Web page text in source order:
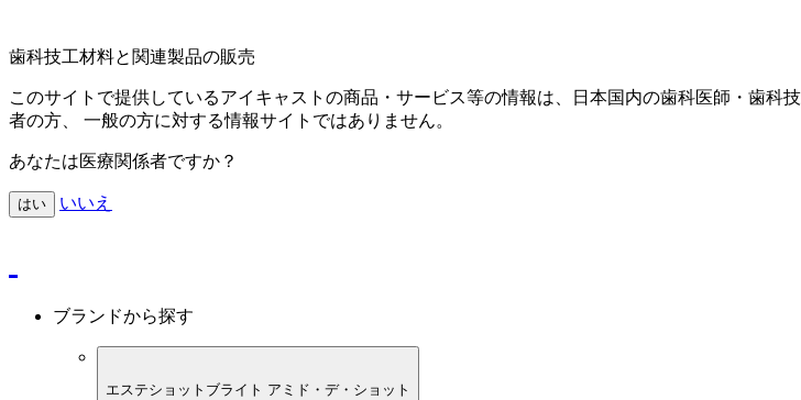
歯科技工材料と関連製品の販売
このサイトで提供しているアイキャストの商品・サービス等の情報は、日本国内の歯科医師・歯
者の方、 一般の方に対する情報サイトではありません。
あなたは医療関係者ですか？
はい いいえ
ブランドから探す
エステショットブライト アミド・デ・ショット